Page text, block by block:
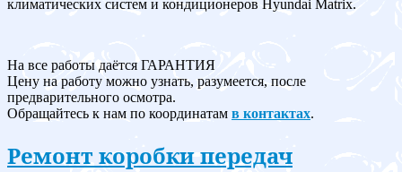
климатических систем и кондиционеров Hyundai Matrix.
На все работы даётся ГАРАНТИЯ
Цену на работу можно узнать, разумеется, после
предварительного осмотра.
Обращайтесь к нам по координатам в контактах.
Ремонт коробки передач